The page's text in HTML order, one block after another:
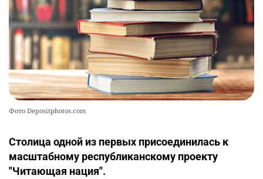
Фото Depositphotos.com
Столица одной из первых присоединилась к
масштабному республиканскому проекту
"Читающая нация".